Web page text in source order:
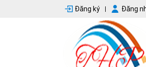
Đăng ký Đăng